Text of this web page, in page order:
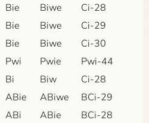
Bie Biwe
Ci-28
Bie Biwe
Ci-29
Bie Biwe
Ci-30
Pwi Pwie
Pwi-44
Bi Biw
Ci-28
ABie ABiwe
BCi-29
ABi ABie
BCi-28